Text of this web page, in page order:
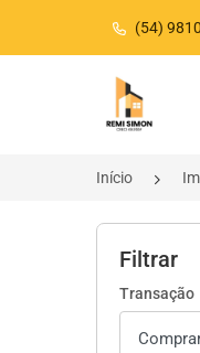
(54)
Página
Início
Filtrar
Transação